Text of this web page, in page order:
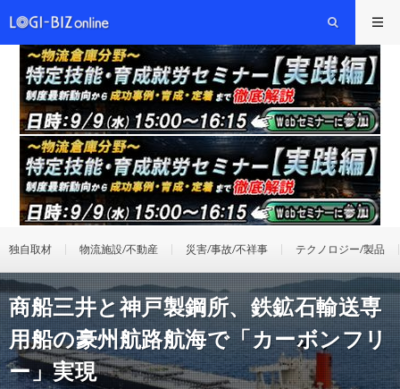
独自取材 物流施設/不動産 災害/事故/不祥事 テクノロジー/製品
商船三井と神戸製鋼所、鉄鉱石輸送専
用船の豪州航路航海で「カーボンフリ
ー」実現